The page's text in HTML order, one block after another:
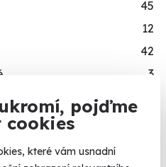
pojďme
které vám usnadní
45
12
42
3